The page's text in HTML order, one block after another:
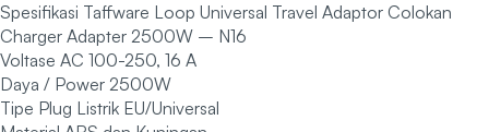
Spesifikasi Taffware Loop Universal Travel Adaptor Colokan
Charger Adapter 2500W – N16
Voltase AC 100-250, 16 A
Daya / Power 2500W
Tipe Plug Listrik EU/Universal